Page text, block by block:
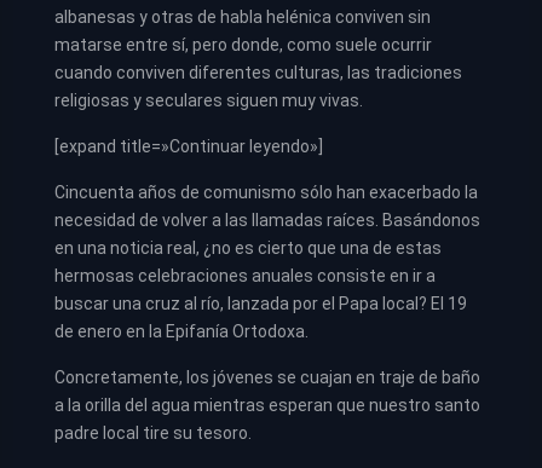
albanesas y otras de habla helénica conviven sin
matarse entre sí, pero donde, como suele ocurrir
cuando conviven diferentes culturas, las tradiciones
religiosas y seculares siguen muy vivas.
[expand title=»Continuar leyendo»]
Cincuenta años de comunismo sólo han exacerbado la
necesidad de volver a las llamadas raíces. Basándonos
en una noticia real, ¿no es cierto que una de estas
hermosas celebraciones anuales consiste en ir a
buscar una cruz al río, lanzada por el Papa local? El 19
de enero en la Epifanía Ortodoxa.
Concretamente, los jóvenes se cuajan en traje de baño
a la orilla del agua mientras esperan que nuestro santo
padre local tire su tesoro.